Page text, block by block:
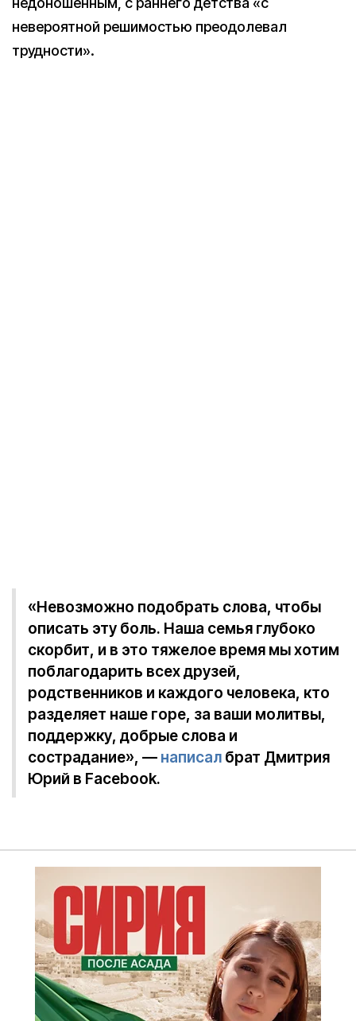
невероятной решимостью преодолевал
трудности».
«Невозможно подобрать слова, чтобы
описать эту боль. Наша семья глубоко
скорбит, и в это тяжелое время мы хотим
поблагодарить всех друзей,
родственников и каждого человека, кто
разделяет наше горе, за ваши молитвы,
поддержку, добрые слова и
сострадание», — написал брат Дмитрия
Юрий в Facebook.